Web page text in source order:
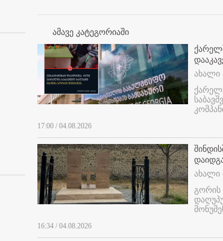
ამავე კატეგორიაში
ახალი
17:00 / 04.08.2026
ახალი
გორის
16:34 / 04.08.2026